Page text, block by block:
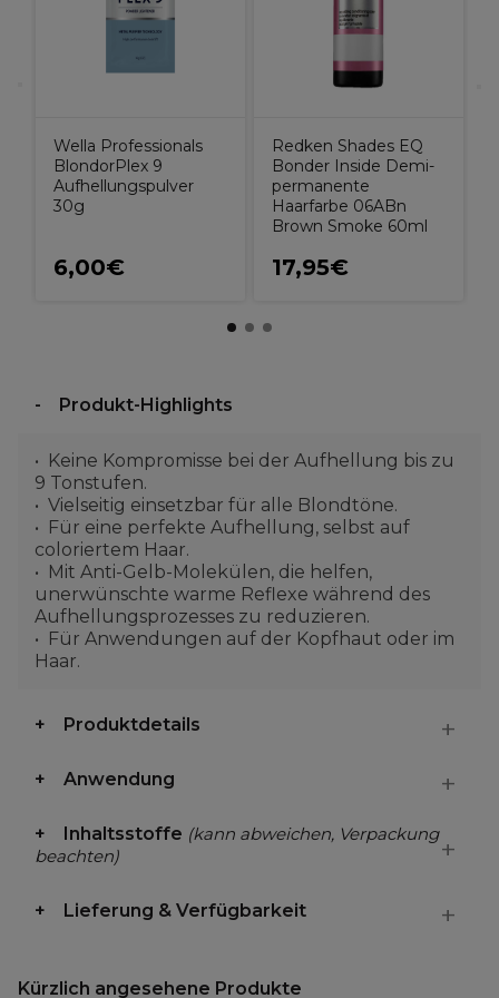
Wella Professionals
BlondorPlex 9
Aufhellungspulver
30g
6,00€
Redken Shades EQ
Bonder Inside Demi-
permanente
Haarfarbe 06ABn
Brown Smoke 60ml
17,95€
Produkt-Highlights
Keine Kompromisse bei der Aufhellung bis zu
9 Tonstufen.
Vielseitig einsetzbar für alle Blondtöne.
Für eine perfekte Aufhellung, selbst auf
coloriertem Haar.
Mit Anti-Gelb-Molekülen, die helfen,
unerwünschte warme Reflexe während des
Aufhellungsprozesses zu reduzieren.
Für Anwendungen auf der Kopfhaut oder im
Haar.
Produktdetails
Anwendung
Inhaltsstoffe (kann abweichen, Verpackung
beachten)
Lieferung & Verfügbarkeit
Kürzlich angesehene Produkte